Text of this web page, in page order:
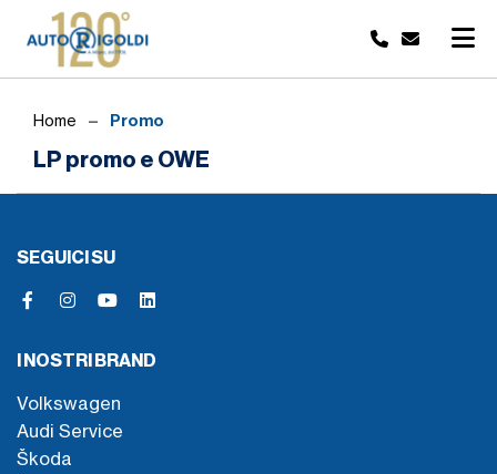
LP promo e OWE
Home Promo
SEGUICI SU
I NOSTRI BRAND
Volkswagen
Audi Service
Škoda